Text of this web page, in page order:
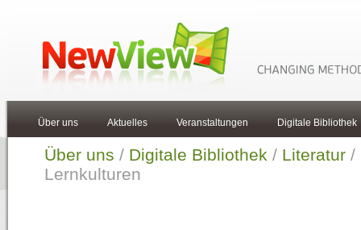
Über uns Aktuelles Veranstaltungen Digitale Bibliothek
Über uns / Digitale Bibliothek / Literatur /
Lernkulturen